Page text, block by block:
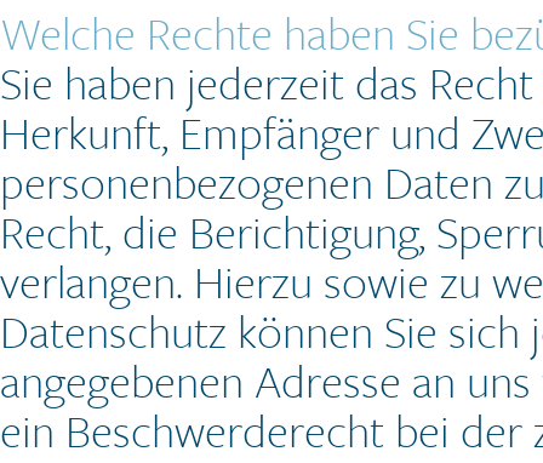
Welche Rechte haben Sie
Sie haben jederzeit das
Herkunft, Empfänger und
personenbezogenen Daten
Recht, die Berichtigung,
verlangen. Hierzu sowie zu
Datenschutz können Sie
angegebenen Adresse an
ein Beschwerderecht bei